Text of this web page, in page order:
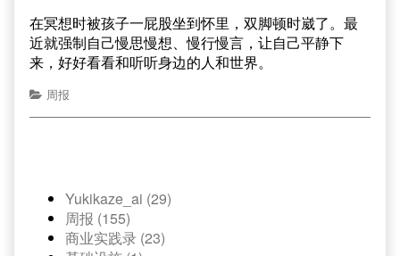
在冥想时被孩子一屁股坐到怀里，双脚顿时崴了。最
近就强制自己慢思慢想、慢行慢言，让自己平静下
来，好好看看和听听身边的人和世界。
周报
Yukikaze_ai (29)
周报 (155)
商业实践录 (23)